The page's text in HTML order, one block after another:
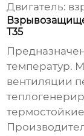
Двигатель:
T35
температур.
вентиляции